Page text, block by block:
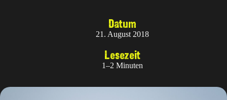
Datum
21. August 2018
Lesezeit
1–2 Minuten